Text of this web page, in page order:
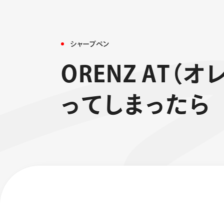
エナージェル
シャープペ
消し具
画材
その他
シャープペン
O R E N Z AT （オ
って しま っ た ら